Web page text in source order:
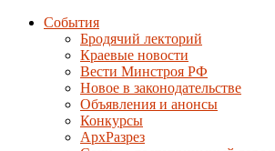
События
Бродячий лекторий
Краевые новости
Вести Минстроя РФ
Новое в законодательстве
Объявления и анонсы
Конкурсы
АрхРазрез